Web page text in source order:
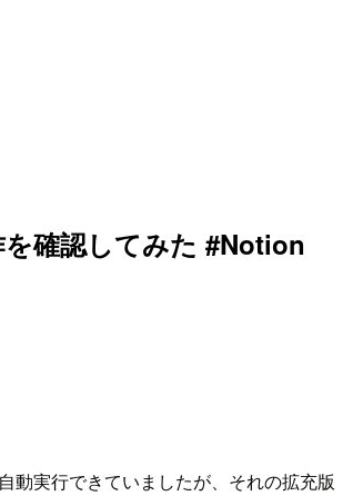
確認してみた #Notion
動実行できていましたが、それの拡充版